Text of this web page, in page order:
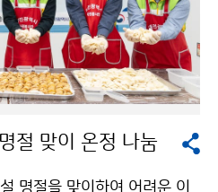
절 맞이 온정 나눔
명절을 맞이하여 어려운 이